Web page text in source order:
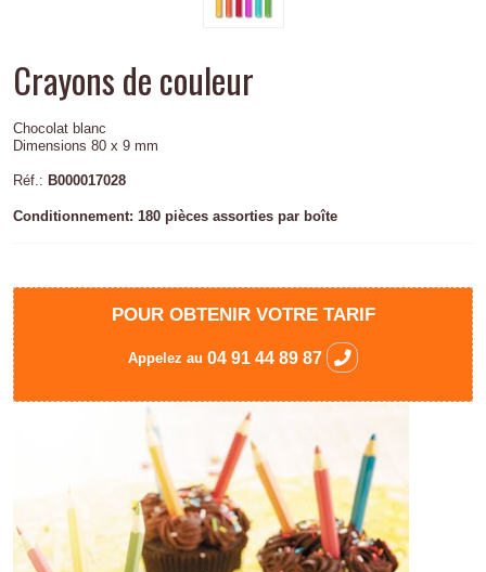
Crayons de couleur
Chocolat blanc
Dimensions 80 x 9 mm
Réf.: B000017028
Conditionnement: 180 pièces assorties par boîte
POUR OBTENIR VOTRE TARIF
Appelez au04 91 44 89 87